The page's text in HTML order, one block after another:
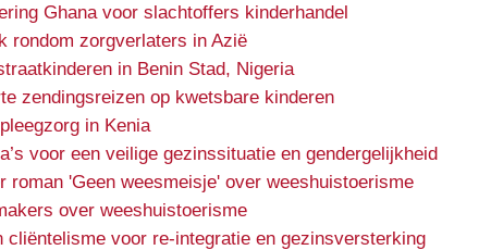
Ghana voor slachtoffers kinderhandel
rondom zorgverlaters in Azië
in Benin Stad, Nigeria
zendingsreizen op kwetsbare kinderen
in Kenia
voor een veilige gezinssituatie en gendergelijkheid
roman 'Geen weesmeisje' over weeshuistoerisme
over weeshuistoerisme
cliëntelisme voor re-integratie en gezinsversterking